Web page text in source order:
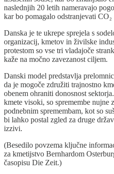
naslednjih 20 letih nameravajo
kar bo pomagalo odstranjevati
Danska je te ukrepe sprejela s
organizacij, kmetov in živilske
protestom so vse tri vladajoče
kaže na močno zavezanost ciljem.
Danski model predstavlja
da je mogoče združiti trajnostno
obenem ohraniti donosnost
kmete visoki, so spremembe nujne
podnebnim spremembam, kot so
bi lahko postal zgled za druge
izzivi.
(Besedilo povzema ključne
za kmetijstvo Bernhardom
časopisu Die Zeit.)